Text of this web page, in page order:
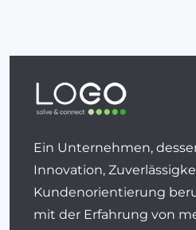
Ein Unternehmen,
Innovation,
Kundenorientierung
mit der Erfahrung von